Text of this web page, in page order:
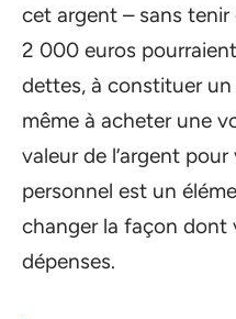
cet argent – sans
2 000 euros
dettes, à constituer
même à acheter une
valeur de l’argent
personnel est un
changer la façon dont
dépenses.